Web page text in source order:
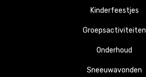
Kinderfeestjes
Groepsactiviteiten
Onderhoud
Sneeuwavonden